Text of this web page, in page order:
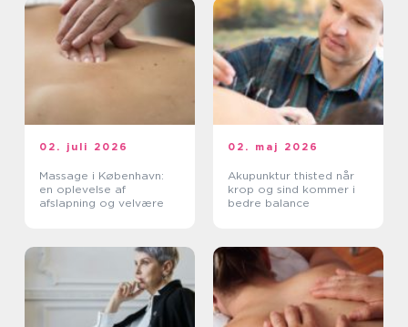
02. juli 2026
Massage i København:
en oplevelse af
afslapning og velvære
02. maj 2026
Akupunktur thisted når
krop og sind kommer i
bedre balance